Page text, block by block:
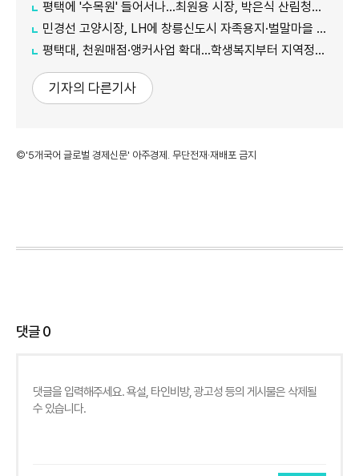
평택에 '수목원' 들어서나...최원용 시장, 박은식 산림청장에게 국유지 활용 건의
민경선 고양시장, LH에 창릉신도시 자족용지·벌말마을 편입 협조 요청
평택대, 천원매점·앵커사업 확대...학생복지부터 지역정주까지 연결
기자의 다른기사
©'5개국어 글로벌 경제신문' 아주경제. 무단전재·재배포 금지
댓글0